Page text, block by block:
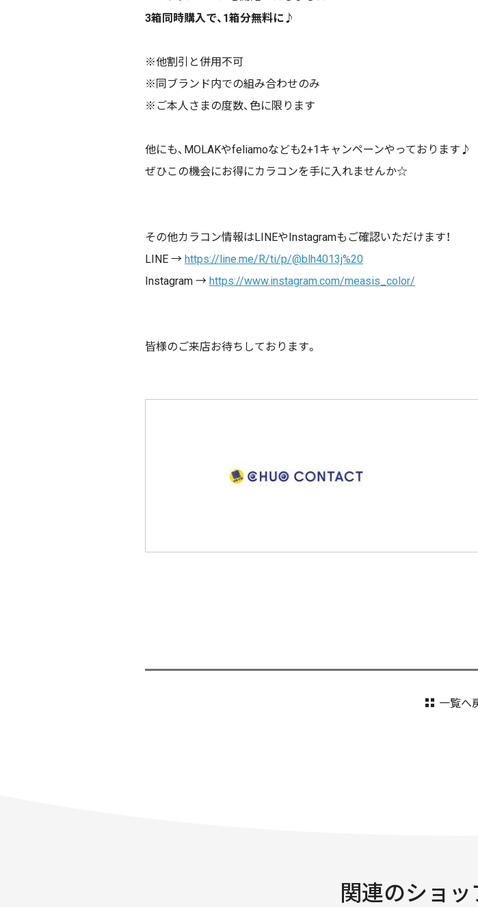
3箱同時購入で、 1箱分無料に♪
※他割引と併用不可
※同ブランド内での組み合わせのみ
※ ご本人さまの度数、色に限ります
他にも、MOLAKやfeliamoなども2+1キャンペーンやっております♪
ぜひこの機会にお得にカラコンを手に入れませんか☆
その他カラコン情報はLINEやInstagramもご確認いただけます！
LINE → https://line.me/R/ti/p/@blh4013j%20
Instagram → https://www.instagram.com/measis_color/
皆様のご来店お待ちしております。
一覧へ
関連のショ